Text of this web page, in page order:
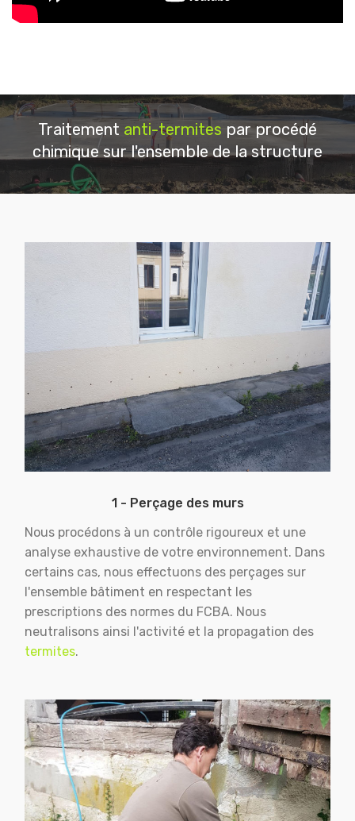
Traitement anti-termites par procédé
chimique sur l'ensemble de la structure
1 - Perçage des murs
Nous procédons à un contrôle rigoureux et une
analyse exhaustive de votre environnement. Dans
certains cas, nous effectuons des perçages sur
l'ensemble bâtiment en respectant les
prescriptions des normes du FCBA. Nous
neutralisons ainsi l'activité et la propagation des
termites.